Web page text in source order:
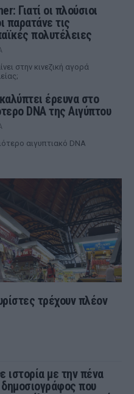
Γιατί οι πλούσιοι
παρατάνε τις
πολυτέλειες
στην κινεζική αγορά
έρευνα στο
DNA της Αιγύπτου
αιγυπτιακό DNA
τρέχουν πλέον
ιστορία με την πένα
που